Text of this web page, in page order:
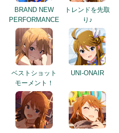
BRAND NEW
PERFORMANCE
トレンドを先取
り♪
ベストショット
モーメント！
UNI-ONAIR